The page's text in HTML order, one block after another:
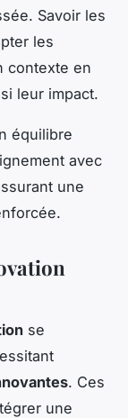
Savoir les
les
contexte en
leur impact.
équilibre
avec
une
se
. Ces
une